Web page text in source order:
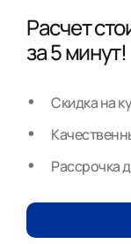
Расчет
за 5 минут!
Скидка на
Рассрочка